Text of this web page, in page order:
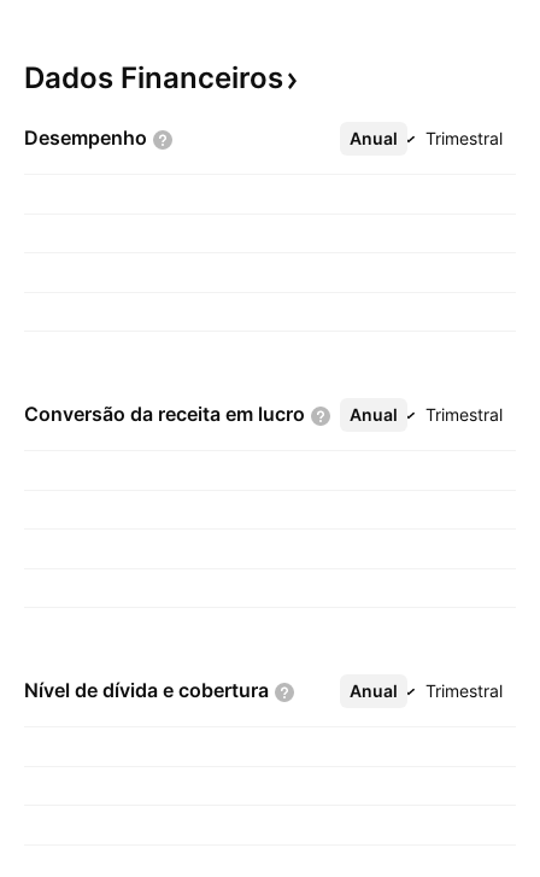
Dados Financeiros
Desempenho Anual Trimestral
Mais
Conversão da receita em lucro Anual Trimestral
Mais
Nível de dívida e cobertura Anual Trimestral
Mais